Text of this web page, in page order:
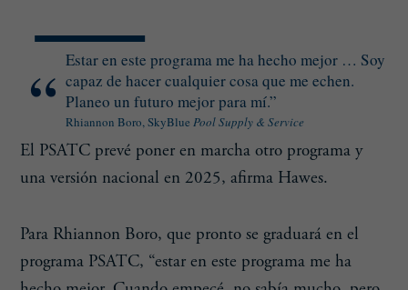
Estar en este programa me ha hecho mejor … Soy
capaz de hacer cualquier cosa que me echen.
Planeo un futuro mejor para mí.”
Rhiannon Boro, SkyBlue Pool Supply & Service
El PSATC prevé poner en marcha otro programa y
una versión nacional en 2025, afirma Hawes.
Para Rhiannon Boro, que pronto se graduará en el
programa PSATC, “estar en este programa me ha